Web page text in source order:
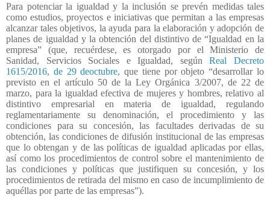
Para potenciar la igualdad y la inclusión se prevén medidas tales
como estudios, proyectos e iniciativas que permitan a las empresas
alcanzar tales objetivos, la ayuda para la elaboración y adopción de
planes de igualdad y la obtención del distintivo de “Igualdad en la
empresa” (que, recuérdese, es otorgado por el Ministerio de
Sanidad, Servicios Sociales e Igualdad, segúnReal Decreto
1615/2016, de 29 deoctubre,que tiene por objeto “desarrollar lo
previsto en el artículo 50 de la Ley Orgánica 3/2007, de 22 de
marzo, para la igualdad efectiva de mujeres y hombres, relativo al
distintivo empresarial en materia de igualdad, regulando
reglamentariamente su denominación, el procedimiento y las
condiciones para su concesión, las facultades derivadas de su
obtención, las condiciones de difusión institucional de las empresas
que lo obtengan y de las políticas de igualdad aplicadas por ellas,
así como los procedimientos de control sobre el mantenimiento de
las condiciones y políticas que justifiquen su concesión, y los
procedimientos de retirada del mismo en caso de incumplimiento de
aquéllas por parte de las empresas”).